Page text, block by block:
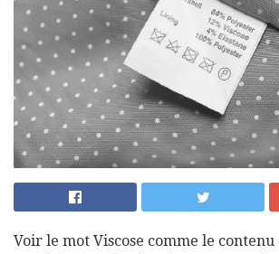
Voir le mot Viscose comme le